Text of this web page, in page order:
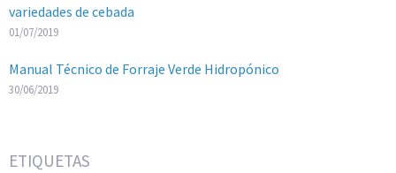
variedades de cebada
01/07/2019
Manual Técnico de Forraje Verde Hidropónico
30/06/2019
ETIQUETAS